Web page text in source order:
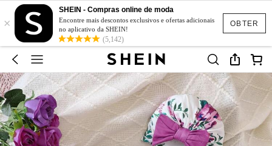
OBTER
×
SHEIN - Compras online de moda
Encontre mais descontos exclusivos e ofertas adicionais
no aplicativo da SHEIN!
(5,142)